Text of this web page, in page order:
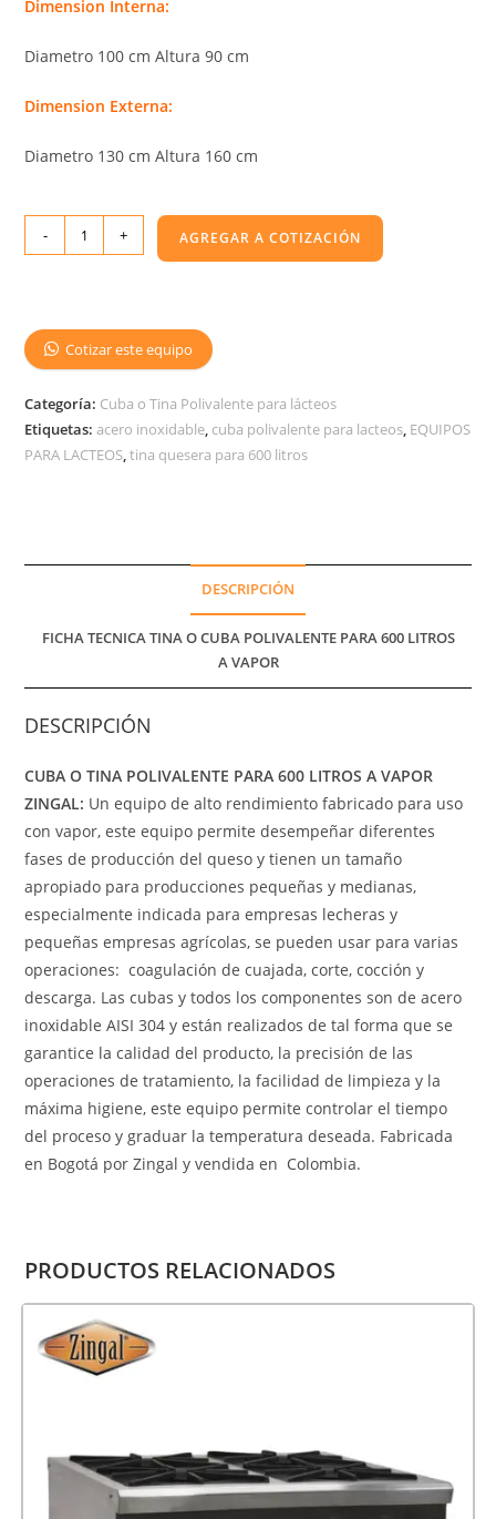
Dimension Interna:
Diametro 100 cm Altura 90 cm
Dimension Externa:
Diametro 130 cm Altura 160 cm
- + AGREGAR A COTIZACIÓN
Cotizar este equipo
Categoría: Cuba o Tina Polivalente para lácteos
Etiquetas:acero inoxidable, cuba polivalente para lacteos, EQUIPOS
PARA LACTEOS,tina quesera para 600 litros
DESCRIPCIÓN
FICHA TECNICA TINA O CUBA POLIVALENTE PARA 600 LITROS
A VAPOR
DESCRIPCIÓN
CUBA O TINA POLIVALENTE PARA 600 LITROS A VAPOR
ZINGAL: Un equipo de alto rendimiento fabricado para uso
con vapor, este equipo permite desempeñar diferentes
fases de producción del queso y tienen un tamaño
apropiado para producciones pequeñas y medianas,
especialmente indicada para empresas lecheras y
pequeñas empresas agrícolas, se pueden usar para varias
operaciones: coagulación de cuajada, corte, cocción y
descarga. Las cubas y todos los componentes son de acero
inoxidable AISI 304 y están realizados de tal forma que se
garantice la calidad del producto, la precisión de las
operaciones de tratamiento, la facilidad de limpieza y la
máxima higiene, este equipo permite controlar el tiempo
del proceso y graduar la temperatura deseada. Fabricada
en Bogotá por Zingal y vendida en Colombia.
PRODUCTOS RELACIONADOS